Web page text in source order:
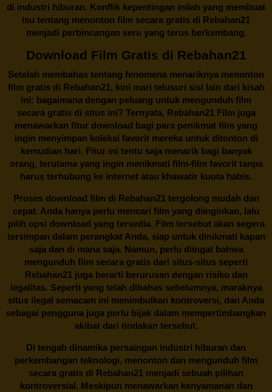
di industri hiburan. Konflik kepentingan inilah yang membuat
isu tentang menonton film secara gratis di Rebahan21
menjadi perbincangan seru yang terus berkembang.
Download Film Gratis di Rebahan21
Setelah membahas tentang fenomena menariknya menonton
film gratis di Rebahan21, kini mari telusuri sisi lain dari kisah
ini: bagaimana dengan peluang untuk mengunduh film
secara gratis di situs ini? Ternyata, Rebahan21 Film juga
menawarkan fitur download bagi para penikmat film yang
ingin menyimpan koleksi favorit mereka untuk ditonton di
kemudian hari. Fitur ini tentu saja menarik bagi banyak
orang, terutama yang ingin menikmati film-film favorit tanpa
harus terhubung ke internet atau khawatir kuota habis.
Proses download film di Rebahan21tergolong mudah dan
cepat. Anda hanya perlu mencari film yang diinginkan, lalu
pilih opsi download yang tersedia. Film tersebut akan segera
tersimpan dalam perangkat Anda, siap untuk dinikmati kapan
saja dan di mana saja. Namun, perlu diingat bahwa
mengunduh film secara gratis dari situs-situs seperti
Rebahan21 juga berarti berurusan dengan risiko dan
legalitas. Seperti yang telah dibahas sebelumnya, maraknya
situs ilegal semacam ini menimbulkan kontroversi, dan Anda
sebagai pengguna juga perlu bijak dalam mempertimbangkan
akibat dari tindakan tersebut.
Di tengah dinamika persaingan industri hiburan dan
perkembangan teknologi, menonton dan mengunduh film
secara gratis di Rebahan21 menjadi sebuah pilihan
kontroversial. Meskipun menawarkan kenyamanan dan